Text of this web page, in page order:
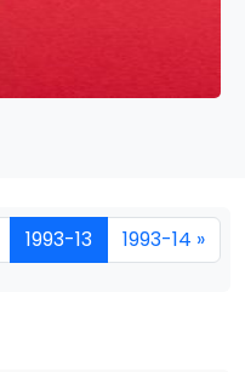
1993-13 1993-14 »